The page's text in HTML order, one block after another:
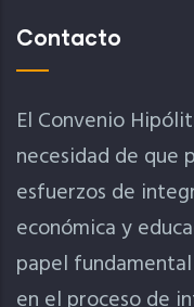
Contacto
El Convenio
necesidad de que
esfuerzos de
económica y
papel
en el proceso de